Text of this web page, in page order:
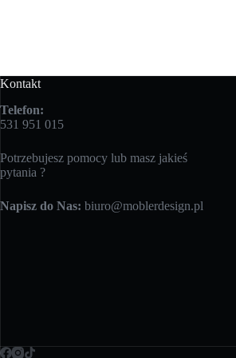
Kontakt
Telefon:
531 951 015
Potrzebujesz pomocy lub masz jakieś
pytania ?
Napisz do Nas: biuro@moblerdesign.pl